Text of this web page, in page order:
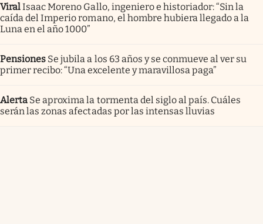
ViralIsaac Moreno Gallo, ingeniero e historiador: “Sin la
caída del Imperio romano, el hombre hubiera llegado a la
Luna en el año 1000”
Pensiones Se jubila a los 63 años y se conmueve al ver su
primer recibo: “Una excelente y maravillosa paga”
Alerta Se aproxima la tormenta del siglo al país. Cuáles
serán las zonas afectadas por las intensas lluvias